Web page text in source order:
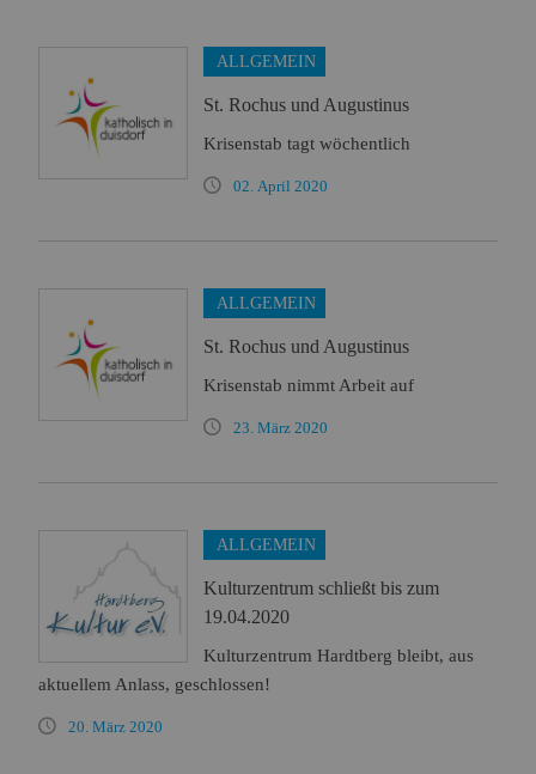
ALLGEMEIN
St. Rochus und Augustinus
Krisenstab tagt wöchentlich
02. April 2020
ALLGEMEIN
St. Rochus und Augustinus
Krisenstab nimmt Arbeit auf
23. März 2020
ALLGEMEIN
Kulturzentrum schließt bis zum
19.04.2020
Kulturzentrum Hardtberg bleibt, aus
aktuellem Anlass, geschlossen!
20. März 2020